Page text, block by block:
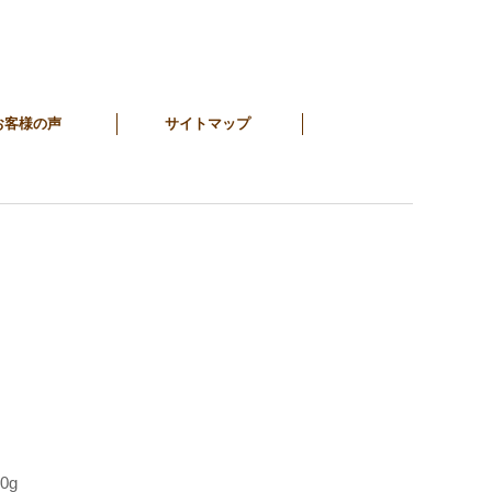
客様の声 サイトマップ